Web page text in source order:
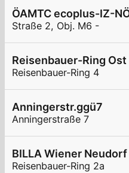
ÖAMTC ecoplus-IZ-
Straße 2, Obj. M6 -
Reisenbauer-Ring Ost
Reisenbauer-Ring 4
Anningerstr.ggü7
Anningerstraße 7
BILLA Wiener Neudorf
Reisenbauer-Ring 2a